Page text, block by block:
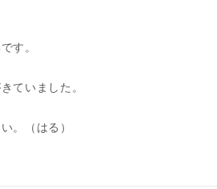
す。
ていました。
。（はる）